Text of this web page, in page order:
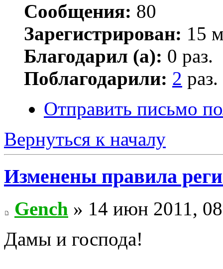
Сообщения: 80
Зарегистрирован: 15
Благодарил (а): 0 раз.
Поблагодарили: 2 раз.
Отправить письмо
Вернуться к началу
Изменены правила
Gench » 14 июн 2011,
Дамы и господа!